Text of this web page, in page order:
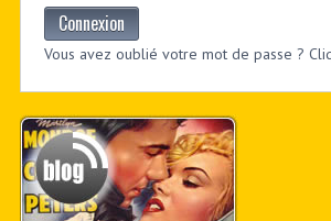
Connexion
Vous avez oublié votre mot de passe ?